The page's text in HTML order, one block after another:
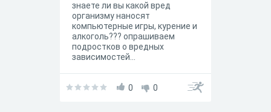
знаете ли вы какой вред
организму наносят
компьютерные игры, курение и
алкоголь??? опрашиваем
подростков о вредных
зависимостей...
0 0